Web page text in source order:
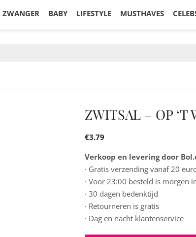
ZWANGER BABY LIFESTYLE MUSTHAVES
ZWITSAL – OP ‘T
€3.79
Verkoop en levering door
· Gratis verzending vanaf 20
· Voor 23:00 besteld is morgen
· 30 dagen bedenktijd
· Retourneren is gratis
· Dag en nacht klantenservice